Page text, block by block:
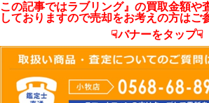
この記事ではラブリング』の買取金額や
しておりますので売却をお考えの方はご
☟バナーをタップ☟